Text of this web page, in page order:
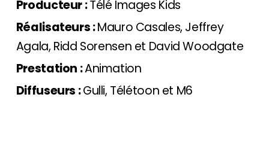
Producteur :Télé Images Kids
Réalisateurs :Mauro Casales, Jeffrey
Agala, Ridd Sorensen et David Woodgate
Prestation :Animation
Diffuseurs :Gulli, Télétoon et M6